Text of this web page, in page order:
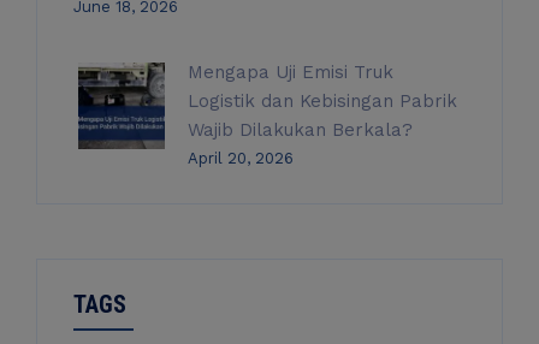
June 18, 2026
Mengapa Uji Emisi Truk
Logistik dan Kebisingan Pabrik
Wajib Dilakukan Berkala?
April 20, 2026
TAGS